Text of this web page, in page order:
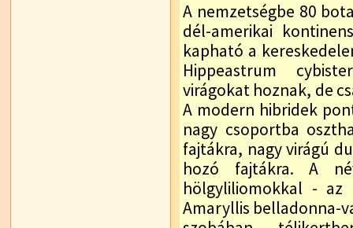
A nemzetségbe 80
dél-amerikai
kapható a
Hippeastrum
virágokat hoznak, de
A modern hibridek
nagy csoportba
fajtákra, nagy virágú
hozó fajtákra. A
hölgyliliomokkal -
Amaryllis belladonna-